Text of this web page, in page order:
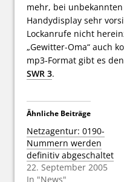
mehr, bei
Handydisplay sehr
Lockanrufe nicht
„Gewitter-Oma“ auch
mp3-Format gibt es
SWR 3.
Ähnliche Beiträge
Netzagentur: 0190-
Nummern werden
definitiv abgeschaltet
22. September 2005
In "News"